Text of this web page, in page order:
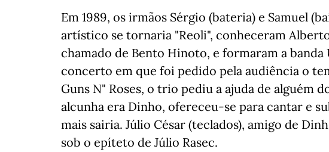
Em 1989, os irmãos Sérgio (bateria) e Samuel
artístico se tornaria "Reoli", conheceram
chamado de Bento Hinoto, e formaram a
concerto em que foi pedido pela audiência o
Guns N" Roses, o trio pediu a ajuda de alguém
alcunha era Dinho, ofereceu-se para cantar e
mais sairia. Júlio César (teclados), amigo de
sob o epíteto de Júlio Rasec.